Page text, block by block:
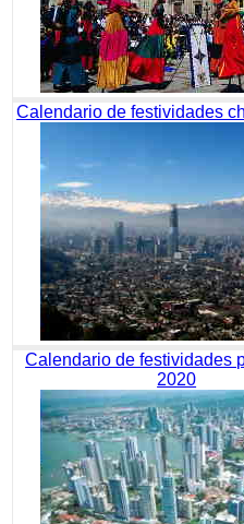
Calendario de festividades
Calendario de festividades
2020